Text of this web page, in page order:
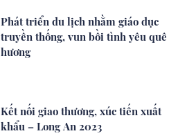
Phát triển du lịch nhằm giáo dục
truyền thống, vun bồi tình yêu quê
hương
Kết nối giao thương, xúc tiến xuất
khẩu – Long An 2023